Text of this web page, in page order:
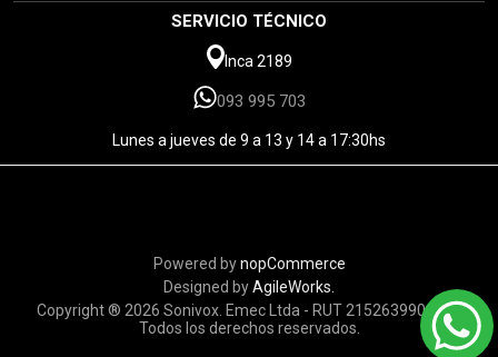
SERVICIO TÉCNICO
Inca 2189
093 995 703
Lunes a jueves de 9 a 13 y 14 a 17:30hs
Powered bynopCommerce
Designed byAgileWorks.
Copyright ® 2026 Sonivox. Emec Ltda - RUT 215263990010 -
Todos los derechos reservados.